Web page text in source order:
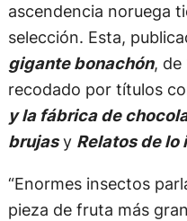
ascendencia noruega
selección. Esta,
gigante bonachón, de
recodado por títulos
y la fábrica de
brujasy Relatos de lo
“Enormes insectos
pieza de fruta más